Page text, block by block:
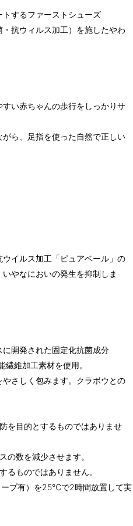
トするファーストシューズ
抗ウィルス加工）を施したやわ
い赤ちゃんの歩行をしっかりサ
ら、足指を使った自然で正しい
イルス加工「ピュアベール」の
やなにおいの発生を抑制しま
開発された固定化抗菌成分
繊維加工素材を使用。
さしく包みます。クラボウとの
を目的とするものではありませ
の数を減少させます。
るものではありません。
ープ有）を25℃で2時間放置して実